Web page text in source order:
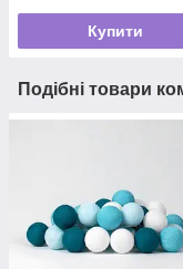
Купити
Подібні товари